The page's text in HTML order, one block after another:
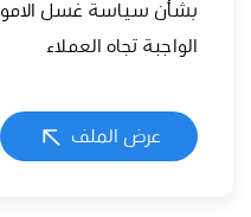
بشأن سياسة غسل
الواجبة تجاه العملاء
عرض الملف